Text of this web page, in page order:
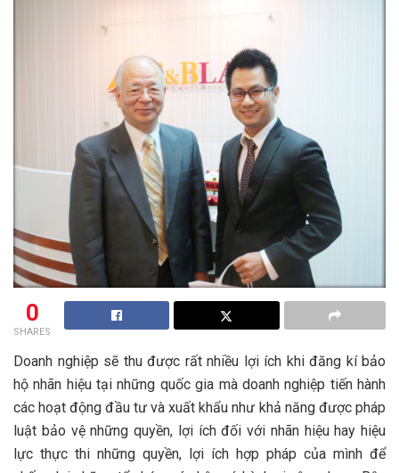
0
SHARES
Doanh nghiệp sẽ thu được rất nhiều lợi ích khi đăng kí bảo
hộ nhãn hiệu tại những quốc gia mà doanh nghiệp tiến hành
các hoạt động đầu tư và xuất khẩu như khả năng được pháp
luật bảo vệ những quyền, lợi ích đối với nhãn hiệu hay hiệu
lực thực thi những quyền, lợi ích hợp pháp của mình để